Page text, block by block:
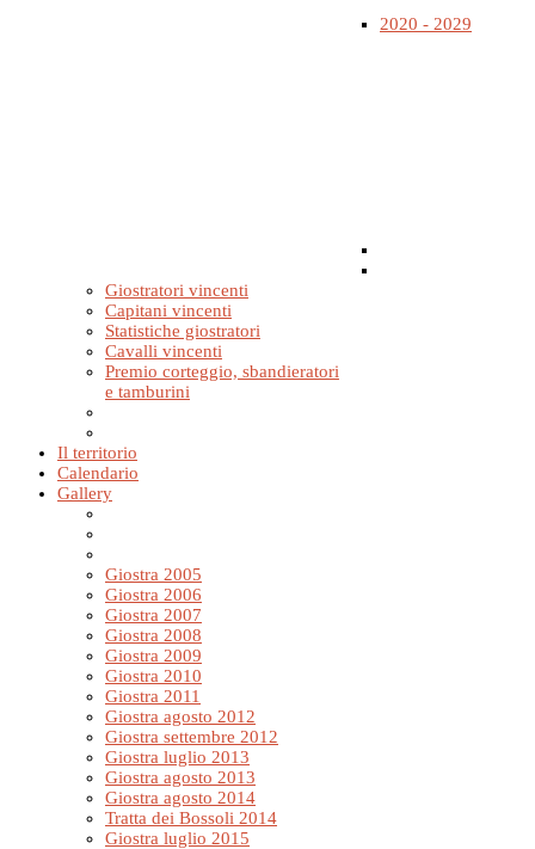
2020 - 2029
Giostratori vincenti
Capitani vincenti
Statistiche giostratori
Cavalli vincenti
Premio corteggio, sbandieratori
e tamburini
Il territorio
Calendario
Gallery
Giostra 2005
Giostra 2006
Giostra 2007
Giostra 2008
Giostra 2009
Giostra 2010
Giostra 2011
Giostra agosto 2012
Giostra settembre 2012
Giostra luglio 2013
Giostra agosto 2013
Giostra agosto 2014
Tratta dei Bossoli 2014
Giostra luglio 2015